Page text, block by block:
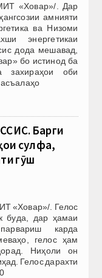
«Ховар»/. Дар
амнияти
ва Низоми
энергетикаи
дода мешавад,
бо истинод ба
захираҳои оби
Барги
сулфа,
гӯш
«Ховар»/. Гелос
буда, дар ҳамаи
карда
гелос ҳам
Ниҳоли он
Гелос дарахти